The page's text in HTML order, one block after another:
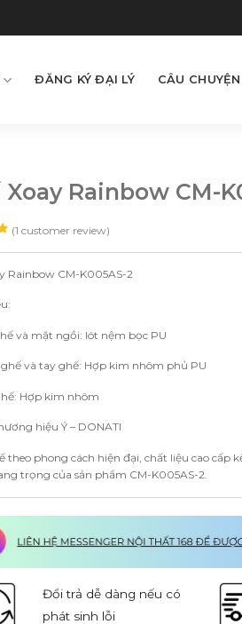
ĐĂNG KÝ ĐẠI LÝ CÂU
Xoay Rainbow CM-
(1 customer review)
Rainbow CM-K005AS-2
và mặt ngồi: lót nệm bọc PU
và tay ghế: Hợp kim nhôm phủ PU
Hợp kim nhôm
hiệu Ý – DONATI
theo phong cách hiện đại, chất liệu cao
trọng của sản phẩm CM-K005AS-2.
Đổi trả dễ dàng nếu có
phát sinh lỗi